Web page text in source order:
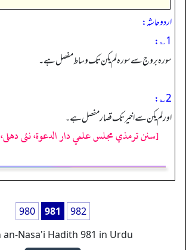
اردو حاشہ:
1؎:
سورہ بروج سے سورہ لم یکن تک وساط مفصل ہے۔
2؎:
اور لم یکن سے اخیر تک قصار مفصل ہے۔
[سنن ترمذي مجلس علمي دار الدعوة، نئى
980 981
982
an-Nasa'i Hadith 981 in Urdu